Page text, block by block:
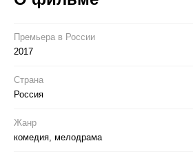
Баку не рассчитывал никто из
Премьера в Росcии
2017
Страна
Россия
Жанр
комедия, мелодрама